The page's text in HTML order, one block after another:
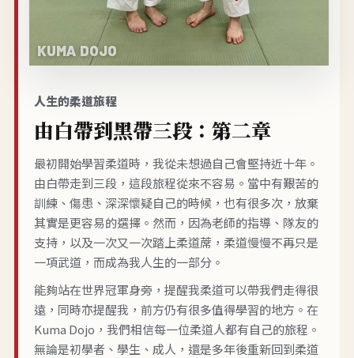
人生的柔道旅程
由白帶到黑帶三段：第二章
最初開始學習柔道時，我從未想過自己會堅持近十年。
由白帶走到三段，這段旅程從來不容易。當中有艱苦的
訓練、傷患、深深懷疑自己的時候，也有很多次，放棄
其實是更容易的選擇。然而，因為老師的指導、隊友的
支持，以及一次又一次踏上柔道蓆，柔道慢慢不再只是
一項武道，而成為我人生的一部分。
能夠站在世界冠軍身旁，提醒我柔道可以帶我們走得很
遠，同時亦提醒我，前方仍有很多值得學習的地方。在
Kuma Dojo，我們相信每一位柔道人都有自己的旅程。
無論是初學者、學生、成人，還是多年後重新回到柔道